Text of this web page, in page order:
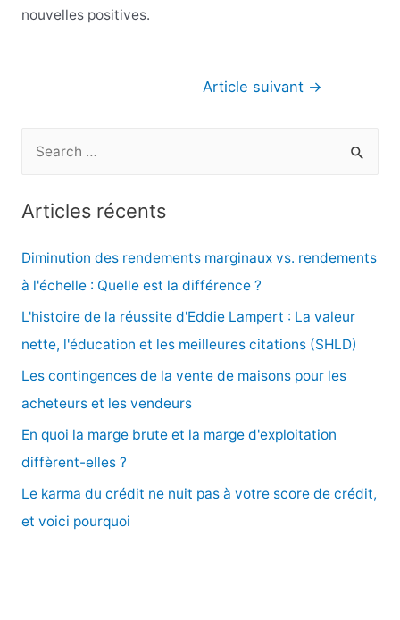
nouvelles positives.
Article suivant →
e
r
c
Articles récents
Diminution des rendements marginaux vs. rendements
à l'échelle : Quelle est la différence ?
L'histoire de la réussite d'Eddie Lampert : La valeur
nette, l'éducation et les meilleures citations (SHLD)
Les contingences de la vente de maisons pour les
acheteurs et les vendeurs
En quoi la marge brute et la marge d'exploitation
diffèrent-elles ?
Le karma du crédit ne nuit pas à votre score de crédit,
et voici pourquoi